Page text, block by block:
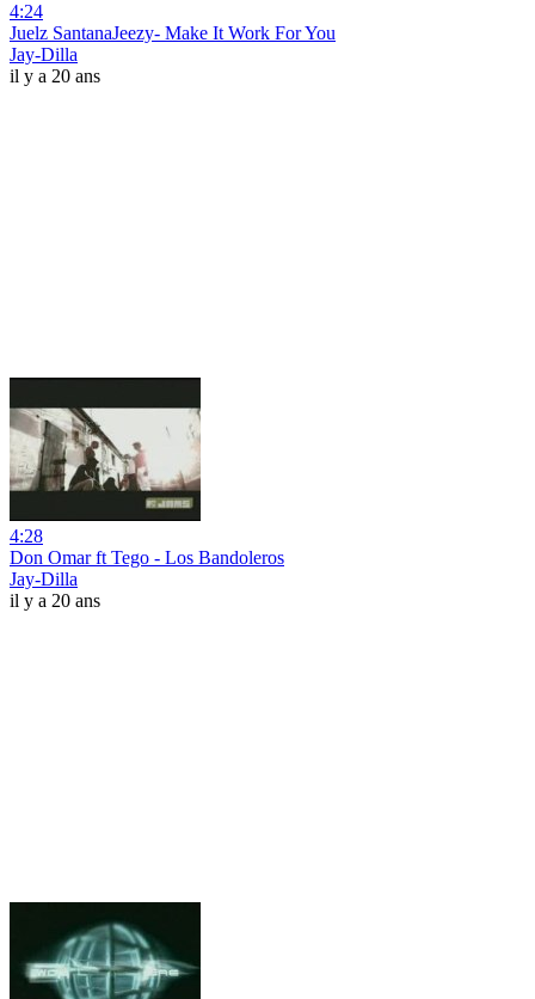
4:24
Juelz SantanaJeezy- Make It Work For You
Jay-Dilla
il y a 20 ans
4:28
Don Omar ft Tego - Los Bandoleros
Jay-Dilla
il y a 20 ans